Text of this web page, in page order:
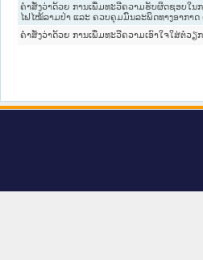
ຄໍາສັ່ງວ່າດ້ວຍ ການເພີ່ມທະວີຄວາມຮັບຜິດຊອບໃນ
ໄຟໄໝ້ລາມປ່າ ແລະ ຄວບຄຸມມົົນລະພິດທາງອາກາດ
ຄຳສັ່ງວ່າດ້ວຍ ການເພີ່ມທະວີຄວາມເອົາໃຈໃສ່ຕໍ່ວຽ